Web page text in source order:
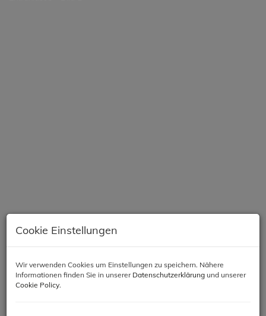
Objektbeschreibung
Cookie Einstellungen
Wir verwenden Cookies um Einstellungen zu speichern. Nähere
Informationen finden Sie in unserer Datenschutzerklärung und unserer
Cookie Policy.